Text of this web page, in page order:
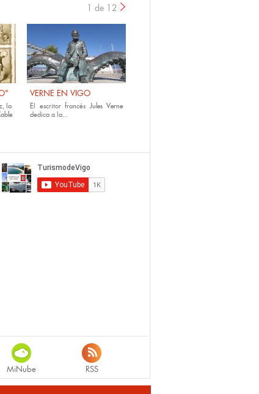
la
VERNE EN VIGO
E l escritor francés Jules Verne
dedica a la...
1 de 12
MiNube RSS